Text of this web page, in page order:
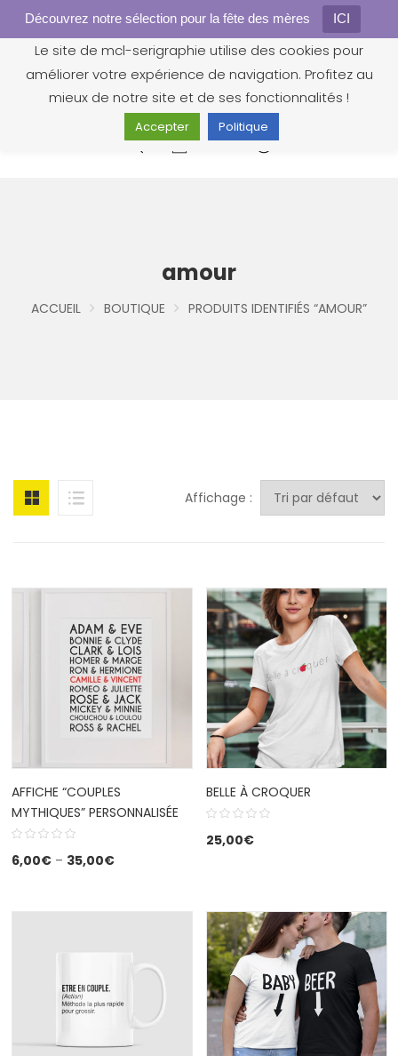
Découvrez notre sélection pour la fête des mères ICI
0
amour
ACCUEIL BOUTIQUE PRODUITS IDENTIFIÉS “AMOUR”
Affichage :
AFFICHE “COUPLES
MYTHIQUES” PERSONNALISÉE
6,00€– 35,00€
BELLE À CROQUER
25,00€
Gestion des cookies
Le site de mcl-serigraphie utilise des cookies pour
améliorer votre expérience de navigation. Profitez au
mieux de notre site et de ses fonctionnalités !
Accepter Politique